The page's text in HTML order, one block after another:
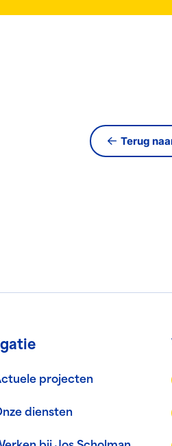
Terug
projecten
diensten